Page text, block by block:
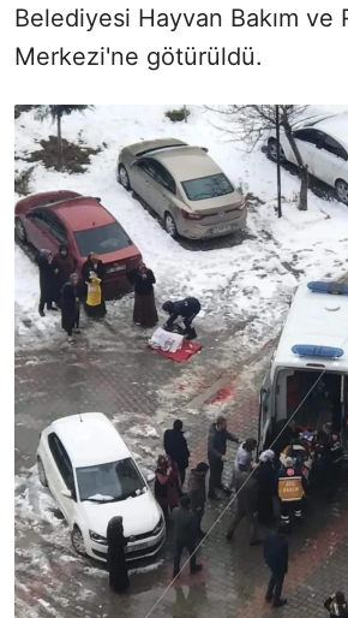
Belediyesi Hayvan Bakım ve
Merkezi'ne götürüldü.